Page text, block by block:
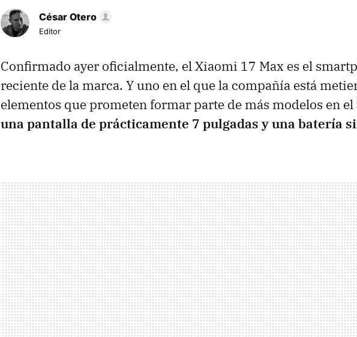
César Otero
Editor
Confirmado ayer oficialmente, el Xiaomi 17 Max es el
reciente de la marca. Y uno en el que la compañía está
elementos que prometen formar parte de más modelos en
una pantalla de prácticamente 7 pulgadas y una batería